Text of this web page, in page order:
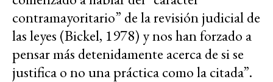
contramayoritario” de la revisión judicial de
las leyes (Bickel, 1978) y nos han forzado a
pensar más detenidamente acerca de si se
justifica o no una práctica como la citada”.